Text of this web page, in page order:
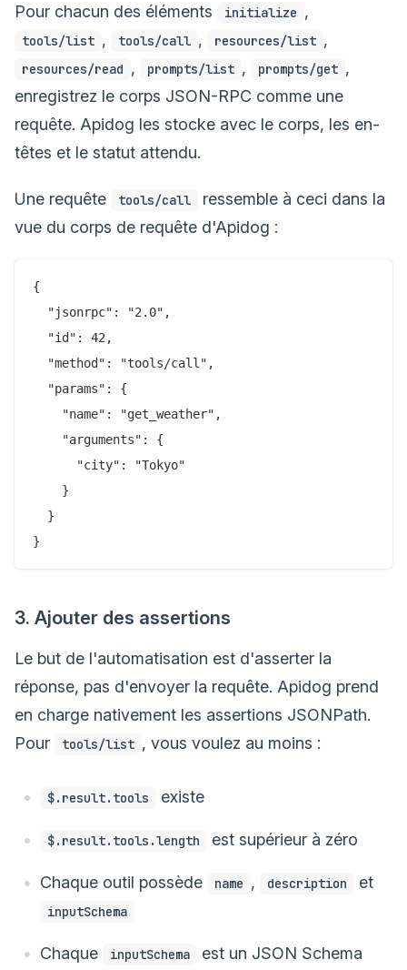
Pour chacun des éléments initialize ,
tools/list , tools/call , resources/list ,
resources/read , prompts/list , prompts/get ,
enregistrez le corps JSON-RPC comme une
requête. Apidog les stocke avec le corps, les en-
têtes et le statut attendu.
Une requête tools/call
ressemble à ceci dans la
vue du corps de requête d'Apidog :
{
  "jsonrpc": "2.0",
  "id": 42,
  "method": "tools/call",
  "params": {
    "name": "get_weather",
    "arguments": {
      "city": "Tokyo"
    }
  }
3. Ajouter des assertions
Le but de l'automatisation est d'asserter la
réponse, pas d'envoyer la requête. Apidog prend
en charge nativement les assertions JSONPath.
Pour
tools/list , vous voulez au moins :
$.result.tools existe
$.result.tools.length est supérieur à zéro
Chaque outil possède name , description et
inputSchema
Chaque inputSchema
est un JSON Schema